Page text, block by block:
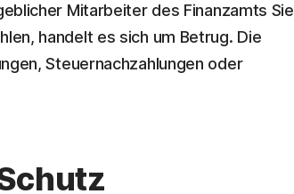
Mitarbeiter des Finanzamts Sie
handelt es sich um Betrug. Die
Steuernachzahlungen oder